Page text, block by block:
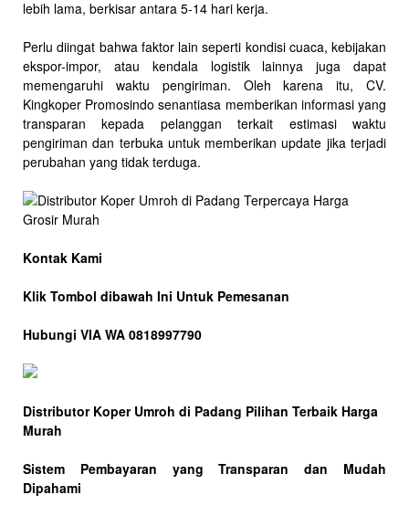
lebih lama, berkisar antara 5-14 hari kerja.
Perlu diingat bahwa faktor lain seperti kondisi cuaca, kebijakan
ekspor-impor, atau kendala logistik lainnya juga dapat
memengaruhi waktu pengiriman. Oleh karena itu, CV.
Kingkoper Promosindo senantiasa memberikan informasi yang
transparan kepada pelanggan terkait estimasi waktu
pengiriman dan terbuka untuk memberikan update jika terjadi
perubahan yang tidak terduga.
Kontak Kami
Klik Tombol dibawah Ini Untuk Pemesanan
Hubungi VIA WA 0818997790
Distributor Koper Umroh di Padang Pilihan Terbaik Harga
Murah
Sistem Pembayaran yang Transparan dan Mudah
Dipahami